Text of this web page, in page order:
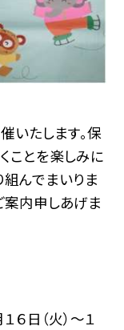
いたします。保
ことを楽しみに
んでまいりま
案内申しあげま
日（火）〜１